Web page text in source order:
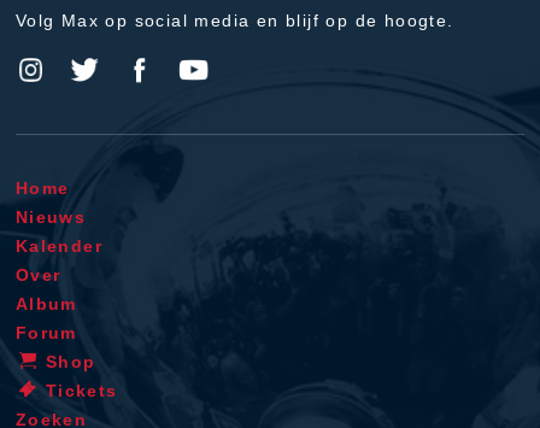
Volg Max op social media en blijf op de hoogte.
Home
Nieuws
Kalender
Over
Album
Forum
Shop
Tickets
Zoeken